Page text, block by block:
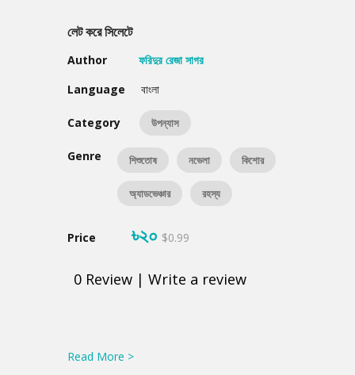
লেট করে সিলেটে
Author
ফরিদুর রেজা সাগর
Language
বাংলা
Category উপন্যাস
Genre শিশুতোষ নভেলা কিশোর
অ্যাডভেঞ্চার রহস্য
Price ৳২০ $0.99
0 Review | Write a review
Read More >